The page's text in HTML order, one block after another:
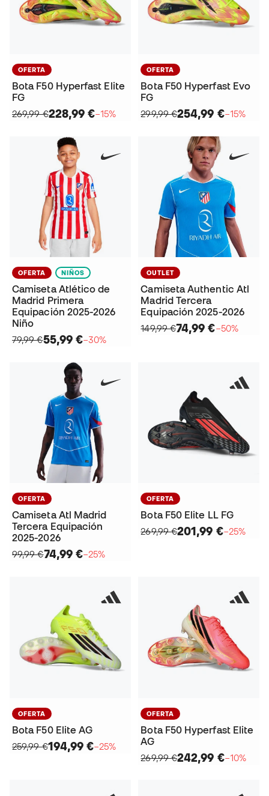
OFERTA
Bota F50 Hyperfast Elite
FG
269,99 €228,99 €−15%
OFERTA
Bota F50 Hyperfast Evo
FG
299,99 €254,99 €−15%
OFERTA NIÑOS
Camiseta Atlético de
Madrid Primera
Equipación 2025-2026
Niño
79,99 €55,99 €−30%
OUTLET
Camiseta Authentic Atl
Madrid Tercera
Equipación 2025-2026
149,99 €74,99 €−50%
OFERTA
Camiseta Atl Madrid
Tercera Equipación
2025-2026
99,99 €74,99 €−25%
OFERTA
Bota F50 Elite LL FG
269,99 €201,99 €−25%
OFERTA
Bota F50 Elite AG
259,99 €194,99 €−25%
OFERTA
Bota F50 Hyperfast Elite
AG
269,99 €242,99 €−10%